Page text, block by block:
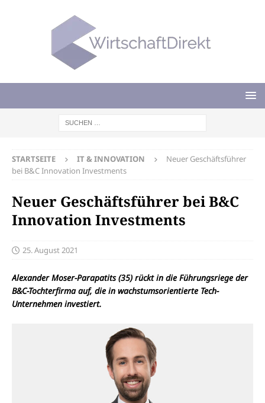
STARTSEITE IT & INNOVATION
Neuer Geschäftsführer
bei B&C Innovation Investments
Neuer Geschäftsführer bei B&C
Innovation Investments
25. August 2021
Alexander Moser-Parapatits (35) rückt in die Führungsriege der
B&C-Tochterfirma auf, die in wachstumsorientierte Tech-
Unternehmen investiert.